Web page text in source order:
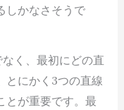
しかなさそうで
く、最初にどの直
とにかく3つの直線
とが重要です。最